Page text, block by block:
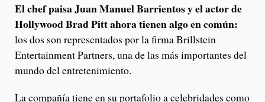
El chef paisa Juan Manuel Barrientos y el actor de
Hollywood Brad Pitt ahora tienen algo en común:
los dos son representados por la firma Brillstein
Entertainment Partners, una de las más importantes del
mundo del entretenimiento.
La compañía tiene en su portafolio a celebridades como